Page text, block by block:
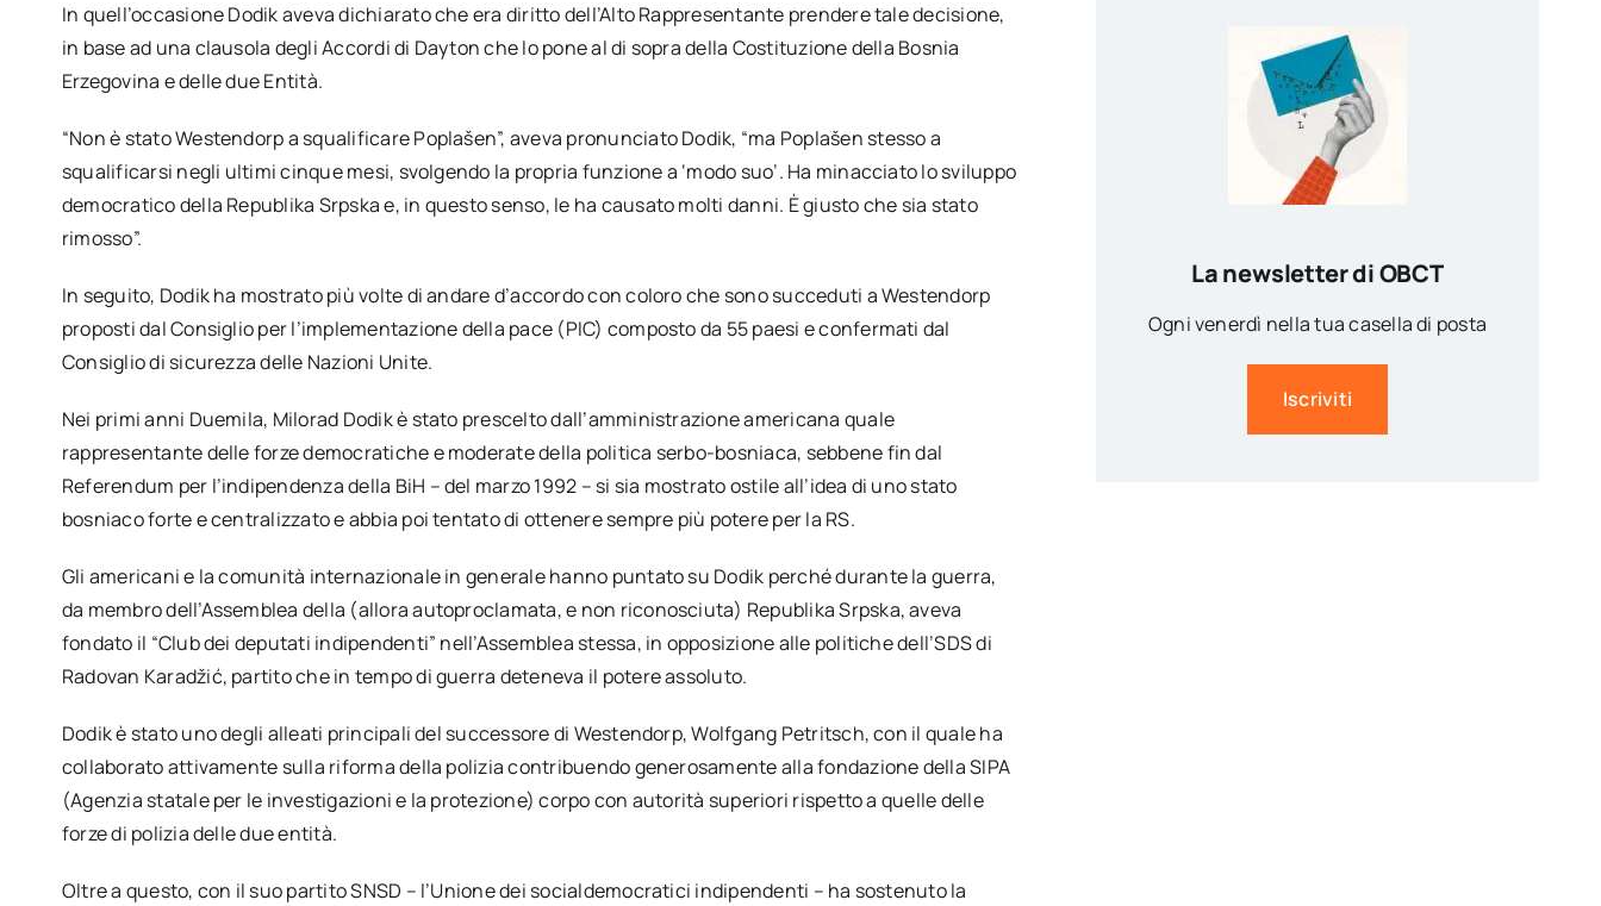
In quell’occasione Dodik aveva dichiarato che era diritto dell’Alto Rappresentante prendere tale decisione,
in base ad una clausola degli Accordi di Dayton che lo pone al di sopra della Costituzione della Bosnia
Erzegovina e delle due Entità.
“Non è stato Westendorp a squalificare Poplašen”, aveva pronunciato Dodik, “ma Poplašen stesso a
squalificarsi negli ultimi cinque mesi, svolgendo la propria funzione a ‘modo suo’. Ha minacciato lo sviluppo
democratico della Republika Srpska e, in questo senso, le ha causato molti danni. È giusto che sia stato
rimosso”.
In seguito, Dodik ha mostrato più volte di andare d’accordo con coloro che sono succeduti a Westendorp
proposti dal Consiglio per l’implementazione della pace (PIC) composto da 55 paesi e confermati dal
Consiglio di sicurezza delle Nazioni Unite.
Nei primi anni Duemila, Milorad Dodik è stato prescelto dall’amministrazione americana quale
rappresentante delle forze democratiche e moderate della politica serbo-bosniaca, sebbene fin dal
Referendum per l’indipendenza della BiH – del marzo 1992 – si sia mostrato ostile all’idea di uno stato
bosniaco forte e centralizzato e abbia poi tentato di ottenere sempre più potere per la RS.
Gli americani e la comunità internazionale in generale hanno puntato su Dodik perché durante la guerra,
da membro dell’Assemblea della (allora autoproclamata, e non riconosciuta) Republika Srpska, aveva
fondato il “Club dei deputati indipendenti” nell’Assemblea stessa, in opposizione alle politiche dell’SDS di
Radovan Karadžić, partito che in tempo di guerra deteneva il potere assoluto.
Dodik è stato uno degli alleati principali del successore di Westendorp, Wolfgang Petritsch, con il quale ha
collaborato attivamente sulla riforma della polizia contribuendo generosamente alla fondazione della SIPA
(Agenzia statale per le investigazioni e la protezione) corpo con autorità superiori rispetto a quelle delle
forze di polizia delle due entità.
Oltre a questo, con il suo partito SNSD – l’Unione dei socialdemocratici indipendenti – ha sostenuto la
La newsletter di OBCT
Ogni venerdì nella tua casella di posta
Iscriviti